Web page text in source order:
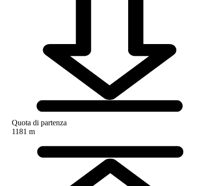
Quota di partenza
1181 m